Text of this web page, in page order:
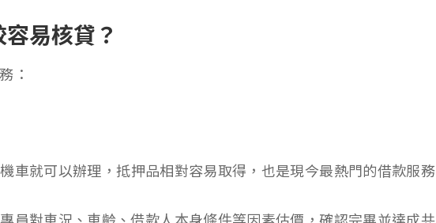
易核貸？
：
車就可以辦理，抵押品相對容易取得，也是現今最熱門的借款服務